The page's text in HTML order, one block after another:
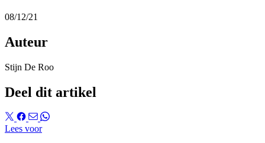
08/12/21
Auteur
Stijn De Roo
Deel dit artikel
Lees voor